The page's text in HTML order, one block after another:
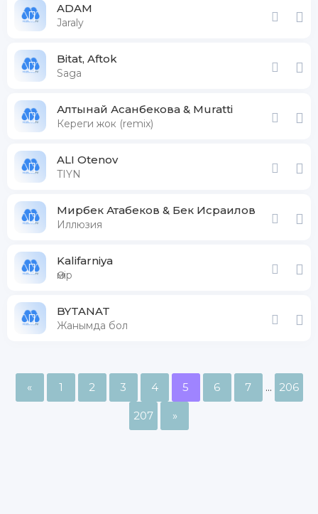
ADAM
Jaraly
Bitat, Aftok
Saga
Алтынай Асанбекова & Muratti
Кереги жок (remix)
ALI Otenov
TIYN
Мирбек Атабеков & Бек Исраилов
Иллюзия
Kalifarniya
Өмір
BYTANAT
Жанымда бол
« 1 2 3 4 5 6 7 ... 206
207 »